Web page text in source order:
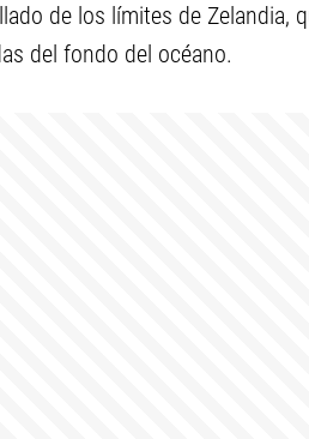
de los límites de Zelandia,
del fondo del océano.